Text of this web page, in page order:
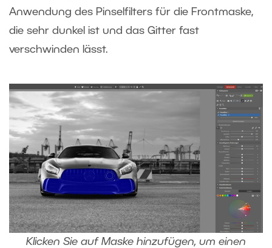
Anwendung des Pinselfilters für die Frontmaske,
die sehr dunkel ist und das Gitter fast
verschwinden lässt.
Klicken Sie auf Maske hinzufügen, um einen